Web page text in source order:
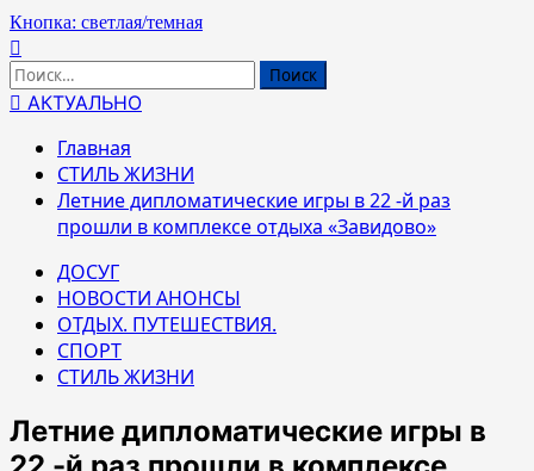
Кнопка: светлая/темная
Найти:
АКТУАЛЬНО
Главная
СТИЛЬ ЖИЗНИ
Летние дипломатические игры в 22 -й раз
прошли в комплексе отдыха «Завидово»
ДОСУГ
НОВОСТИ АНОНСЫ
ОТДЫХ. ПУТЕШЕСТВИЯ.
СПОРТ
СТИЛЬ ЖИЗНИ
Летние дипломатические игры в